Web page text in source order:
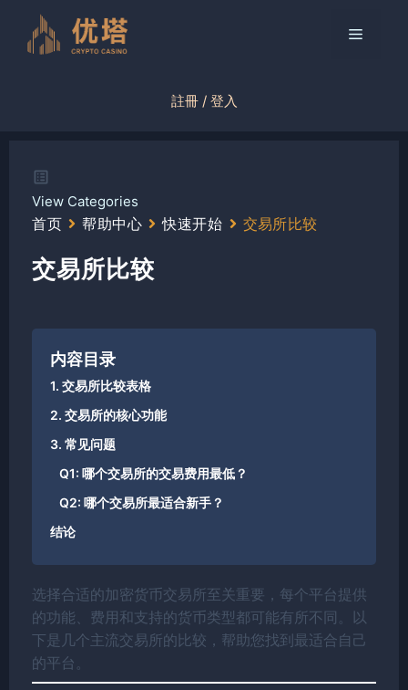
菜
註冊 / 登入
View Categories
首页 帮助中心 快速开始 交易所比较
交易所比较
内容目录
1. 交易所比较表格
2. 交易所的核心功能
3. 常见问题
Q1: 哪个交易所的交易费用最低？
Q2: 哪个交易所最适合新手？
结论
选择合适的加密货币交易所至关重要，每个平台提供
的功能、费用和支持的货币类型都可能有所不同。以
下是几个主流交易所的比较，帮助您找到最适合自己
的平台。